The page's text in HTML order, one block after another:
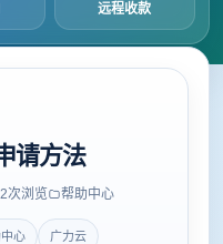
远程收款
请方法
次浏览 帮助中心
心 广力云